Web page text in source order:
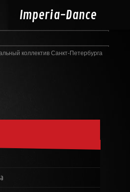
Imperia-Dance
коллектив Санкт-Петербурга